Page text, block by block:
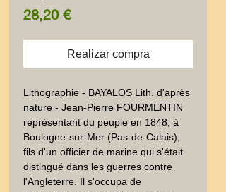
28,20 €Precio
Realizar compra
Lithographie - BAYALOS Lith. d'après
nature - Jean-Pierre FOURMENTIN
représentant du peuple en 1848, à
Boulogne-sur-Mer (Pas-de-Calais),
fils d'un officier de marine qui s'était
distingué dans les guerres contre
l'Angleterre. Il s'occupa de